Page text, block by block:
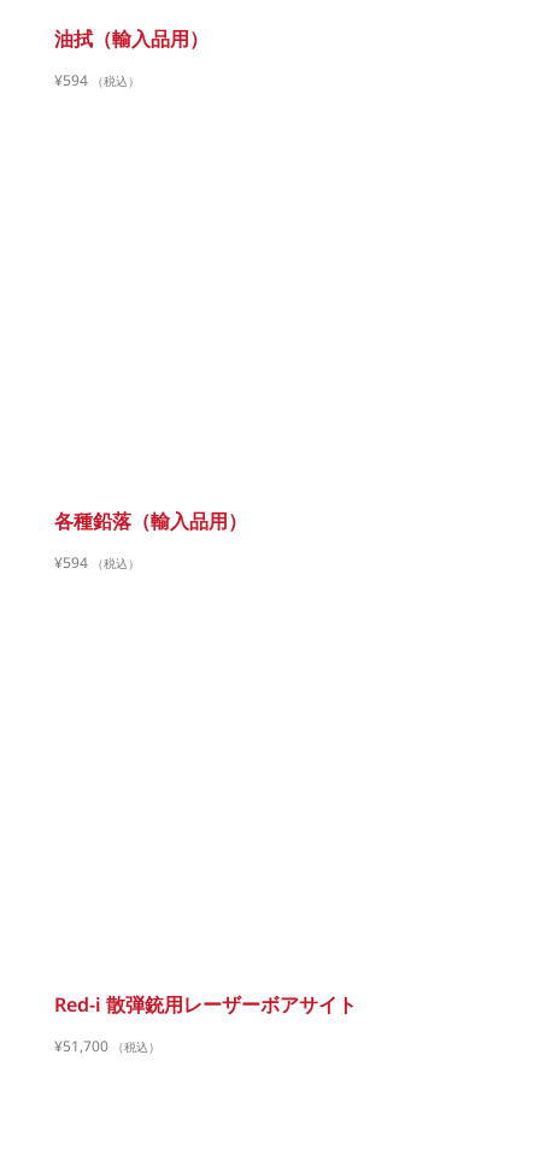
油拭（輸入品用）
¥594 （税込）
各種鉛落（輸入品用）
¥594 （税込）
Red-i 散弾銃用レーザーボアサイト
¥51,700 （税込）